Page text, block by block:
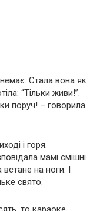
Стала вона як
“Тільки живи!”.
поруч! – говорила
і горя.
мамі смішні
на ноги. І
свято.